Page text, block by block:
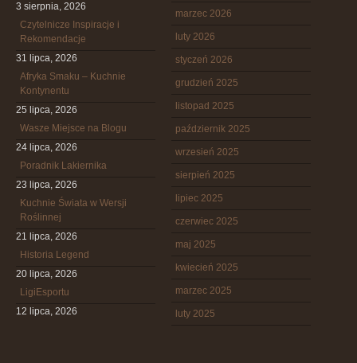
3 sierpnia, 2026
Czytelnicze Inspiracje i
Rekomendacje
31 lipca, 2026
Afryka Smaku – Kuchnie
Kontynentu
25 lipca, 2026
Wasze Miejsce na Blogu
24 lipca, 2026
Poradnik Lakiernika
23 lipca, 2026
Kuchnie Świata w Wersji
Roślinnej
21 lipca, 2026
Historia Legend
20 lipca, 2026
LigiEsportu
12 lipca, 2026
marzec 2026
luty 2026
styczeń 2026
grudzień 2025
listopad 2025
październik 2025
wrzesień 2025
sierpień 2025
lipiec 2025
czerwiec 2025
maj 2025
kwiecień 2025
marzec 2025
luty 2025